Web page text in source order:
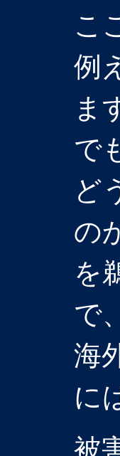
こ
例
ま
で
ど
の
を
で
海
に
被